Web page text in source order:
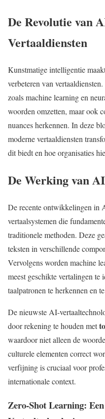
De Revolutie van
Vertaaldiensten
Kunstmatige intelligentie
verbeteren van
zoals machine learning en
woorden omzetten, maar ook
nuances herkennen. In deze
moderne vertaaldiensten
dit biedt en hoe organisaties
De Werking van
De recente ontwikkelingen in
vertaalsystemen die
traditionele methoden. Deze
teksten in verschillende
Vervolgens worden machine
meest geschikte vertalingen
taalpatronen te herkennen en
De nieuwste AI-
door rekening te houden met
waardoor niet alleen de
culturele elementen correct
verfijning is cruciaal voor
internationale context.
Zero-Shot Learning: